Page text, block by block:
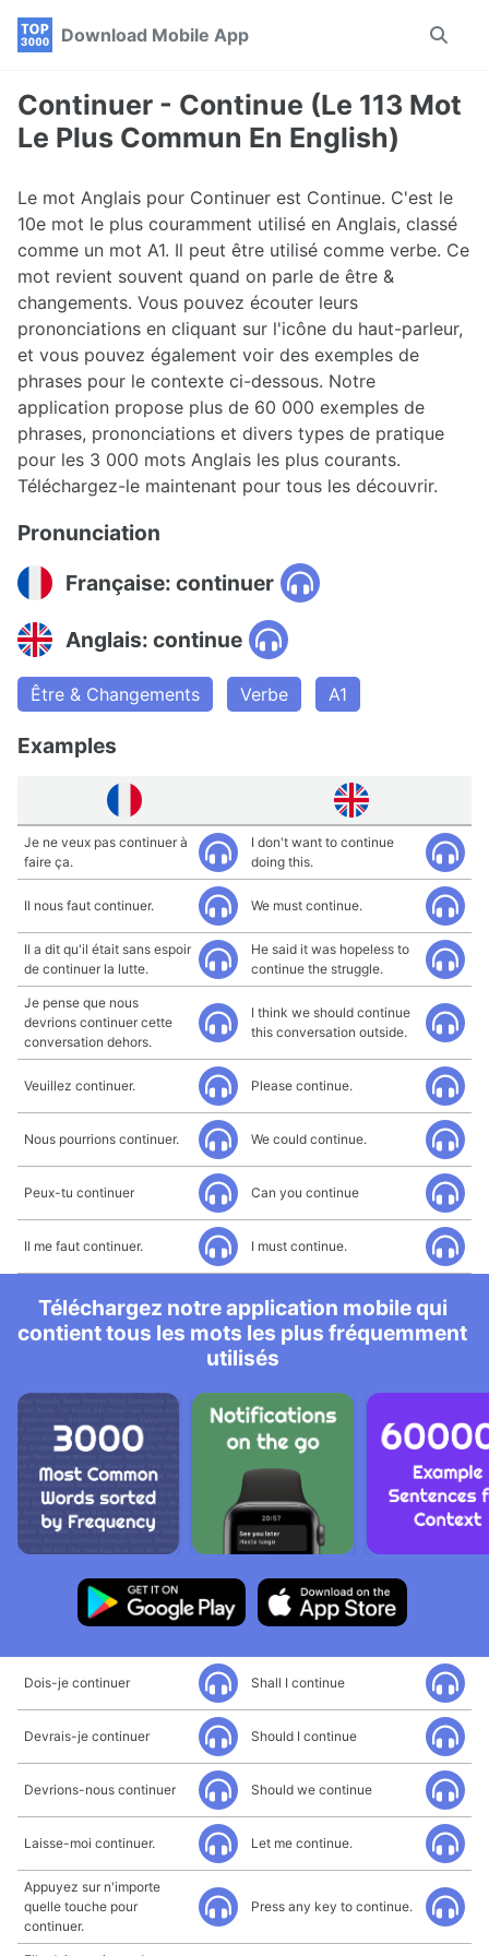
Skip
navigation
Skip
Skip
Download Mobile App
Toggle
Continuer - Continue (Le 113 Mot
Le Plus Commun En English)
Le mot Anglais pour Continuer est Continue. C'est le
10e mot le plus couramment utilisé en Anglais, classé
comme un mot A1. Il peut être utilisé comme verbe. Ce
mot revient souvent quand on parle de être &
changements. Vous pouvez écouter leurs
prononciations en cliquant sur l'icône du haut-parleur,
et vous pouvez également voir des exemples de
phrases pour le contexte ci-dessous. Notre
application propose plus de 60 000 exemples de
phrases, prononciations et divers types de pratique
pour les 3 000 mots Anglais les plus courants.
Téléchargez-le maintenant pour tous les découvrir.
Pronunciation
Française: continuer
Anglais: continue
Être & Changements Verbe A1
Examples
Je ne veux pas continuer à
faire ça.
I don't want to continue
doing this.
Il nous faut continuer. We must continue.
Il a dit qu'il était sans espoir
de continuer la lutte.
He said it was hopeless to
continue the struggle.
Je pense que nous
devrions continuer cette
conversation dehors.
I think we should continue
this conversation outside.
Veuillez continuer. Please continue.
Nous pourrions continuer. We could continue.
Peux-tu continuer Can you continue
Il me faut continuer. I must continue.
Téléchargez notre application mobile qui
contient tous les mots les plus fréquemment
utilisés
Dois-je continuer Shall I continue
Devrais-je continuer Should I continue
Devrions-nous continuer Should we continue
Laisse-moi continuer. Let me continue.
Appuyez sur n'importe
quelle touche pour
continuer.
Press any key to continue.